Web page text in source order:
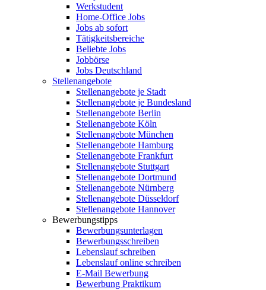
Werkstudent
Home-Office Jobs
Jobs ab sofort
Tätigkeitsbereiche
Beliebte Jobs
Jobbörse
Jobs Deutschland
Stellenangebote
Stellenangebote je Stadt
Stellenangebote je Bundesland
Stellenangebote Berlin
Stellenangebote Köln
Stellenangebote München
Stellenangebote Hamburg
Stellenangebote Frankfurt
Stellenangebote Stuttgart
Stellenangebote Dortmund
Stellenangebote Nürnberg
Stellenangebote Düsseldorf
Stellenangebote Hannover
Bewerbungstipps
Bewerbungsunterlagen
Bewerbungsschreiben
Lebenslauf schreiben
Lebenslauf online schreiben
E-Mail Bewerbung
Bewerbung Praktikum